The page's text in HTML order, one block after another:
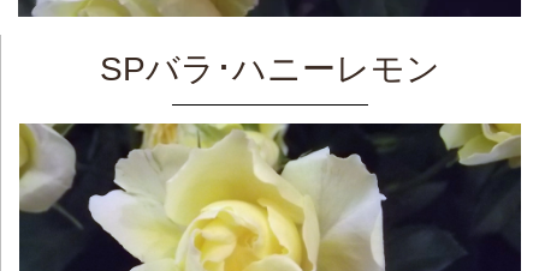
SPバラ･ハニーレモン